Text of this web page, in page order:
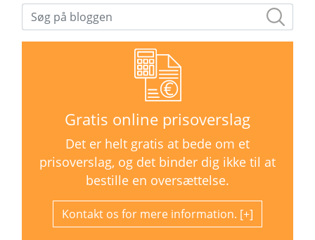
Gratis online prisoverslag
Det er helt gratis at bede om et
prisoverslag, og det binder dig ikke til at
bestille en oversættelse.
Kontakt os for mere information.